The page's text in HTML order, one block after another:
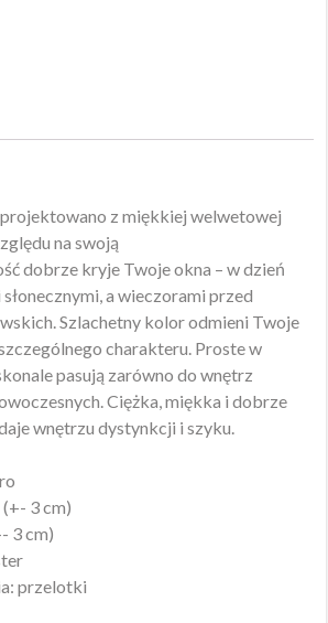
z miękkiej welwetowej
na swoją
dobrze kryje Twoje okna – w dzień
a wieczorami przed
Szlachetny kolor odmieni Twoje
charakteru. Proste w
pasują zarówno do wnętrz
Ciężka, miękka i dobrze
wnętrzu dystynkcji i szyku.
3 cm)
3 cm)
przelotki